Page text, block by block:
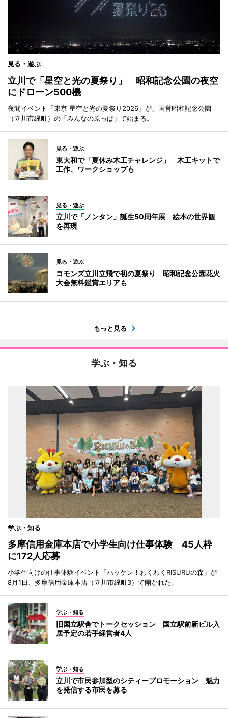
見る・遊ぶ
立川で「星空と光の夏祭り」 昭和記念公園の夜空
にドローン500機
夜間イベント「東京 星空と光の夏祭り2026」が、国営昭和記念公園
（立川市緑町）の「みんなの原っぱ」で始まる。
見る・遊ぶ
東大和で「夏休み木工チャレンジ」 木工キットで
工作、ワークショップも
見る・遊ぶ
立川で「ノンタン」誕生50周年展 絵本の世界観
を再現
見る・遊ぶ
コモンズ立川立飛で初の夏祭り 昭和記念公園花火
大会無料鑑賞エリアも
もっと見る
学ぶ・知る
学ぶ・知る
多摩信用金庫本店で小学生向け仕事体験 45人枠
に172人応募
小学生向けの仕事体験イベント「ハッケン！わくわくRISURUの森」が
8月1日、多摩信用金庫本店（立川市緑町3）で開かれた。
学ぶ・知る
旧国立駅舎でトークセッション 国立駅前新ビル入
居予定の若手経営者4人
学ぶ・知る
立川で市民参加型のシティープロモーション 魅力
を発信する市民を募る